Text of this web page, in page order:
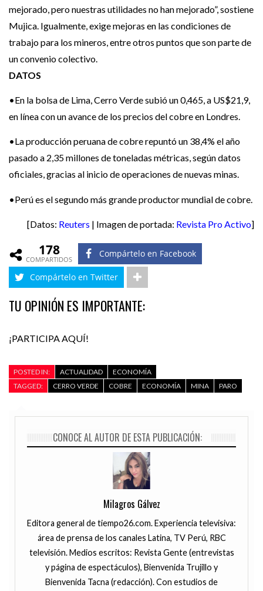
mejorado, pero nuestras utilidades no han mejorado”, sostiene
Mujica. Igualmente, exige mejoras en las condiciones de
trabajo para los mineros, entre otros puntos que son parte de
un convenio colectivo.
DATOS
•En la bolsa de Lima, Cerro Verde subió un 0,465, a US$21,9,
en línea con un avance de los precios del cobre en Londres.
•La producción peruana de cobre repuntó un 38,4% el año
pasado a 2,35 millones de toneladas métricas, según datos
oficiales, gracias al inicio de operaciones de nuevas minas.
•Perú es el segundo más grande productor mundial de cobre.
[Datos: Reuters | Imagen de portada: Revista Pro Activo]
178
COMPARTIDOS
Compártelo en Facebook
Compártelo en Twitter
TU OPINIÓN ES IMPORTANTE:
¡PARTICIPA AQUÍ!
POSTED IN: ACTUALIDAD
ECONOMÍA
TAGGED:
CERRO VERDE COBRE ECONOMÍA MINA PARO
CONOCE AL AUTOR DE ESTA PUBLICACIÓN:
Milagros Gálvez
Editora general de tiempo26.com. Experiencia televisiva:
área de prensa de los canales Latina, TV Perú, RBC
televisión. Medios escritos: Revista Gente (entrevistas
y página de espectáculos), Bienvenida Trujillo y
Bienvenida Tacna (redacción). Con estudios de